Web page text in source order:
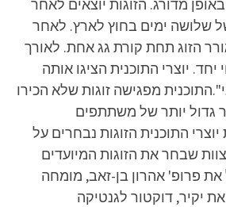
מדורג. הזוגות יוצאים לאחר
שלושה ימים בחוץ לארץ. לאחר
הזוג תחת קורת גג אחת. לאורך
יוצרי התוכנית הציגו אותה
מפגישה זוגות שלא הכירו
גדול יותר של משתתפים
התוכנית הזוגות נבחרים על
שבחר את הזוגות המיועדים
פרופ' אהרון בן-זאב, מומחה
יקיר, דוקטור לגנטיקה